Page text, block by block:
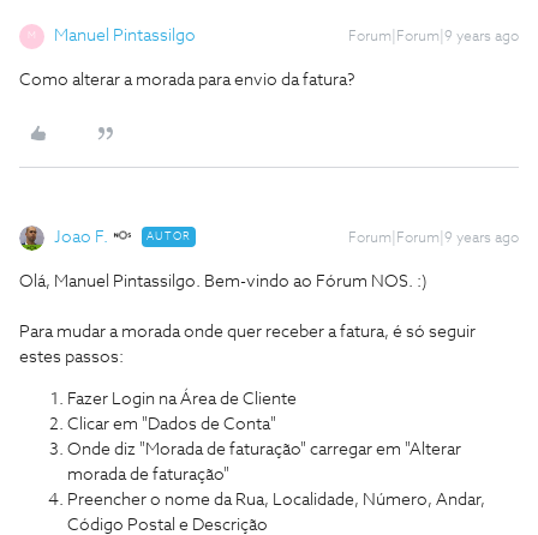
M Manuel Pintassilgo Forum|Forum|9 years ago
Como alterar a morada para envio da fatura?
Joao F. AUTOR Forum|Forum|9 years ago
Olá, Manuel Pintassilgo. Bem-vindo ao Fórum NOS. :)
Para mudar a morada onde quer receber a fatura, é só seguir
estes passos:
Fazer Login na Área de Cliente
Clicar em "Dados de Conta"
Onde diz "Morada de faturação" carregar em "Alterar
morada de faturação"
Preencher o nome da Rua, Localidade, Número, Andar,
Código Postal e Descrição